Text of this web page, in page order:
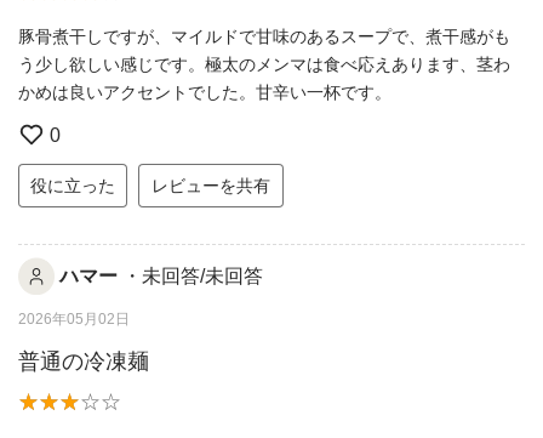
豚骨煮干しですが、マイルドで甘味のあるスープで、煮干感がも
う少し欲しい感じです。極太のメンマは食べ応えあります、茎わ
かめは良いアクセントでした。甘辛い一杯です。
0
役に立った レビューを共有
ハマー ・未回答/未回答
2026年05月02日
普通の冷凍麺